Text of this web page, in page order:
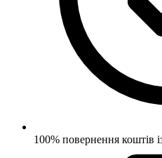
100% повернення коштів